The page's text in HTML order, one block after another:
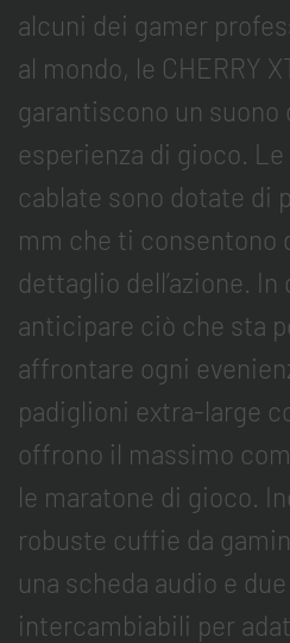
alcuni dei gamer
al mondo, le CHERRY
garantiscono un
esperienza di gioco.
cablate sono dotate di
mm che ti consentono
dettaglio dell’azione.
anticipare ciò che sta
affrontare ogni
padiglioni extra-large
offrono il massimo
le maratone di gioco.
robuste cuffie da
una scheda audio e
intercambiabili per